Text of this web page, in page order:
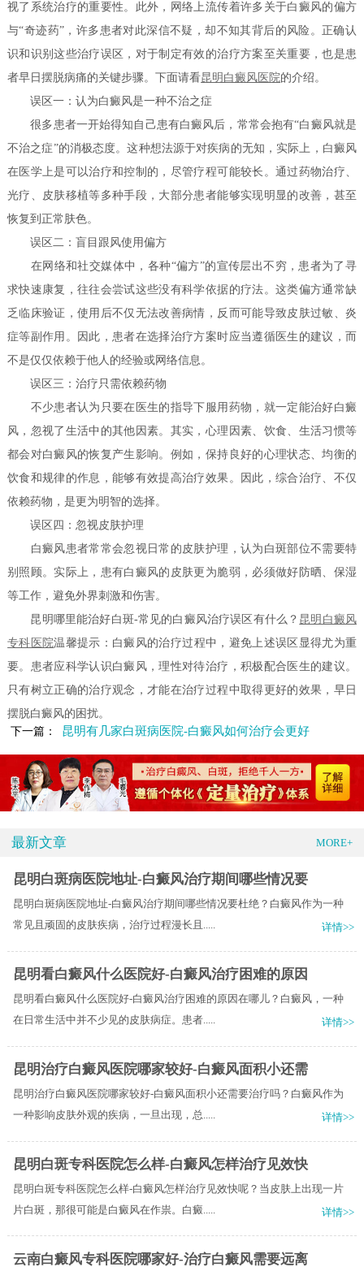
视了系统治疗的重要性。此外，网络上流传着许多关于白癜风的偏方
与“奇迹药”，许多患者对此深信不疑，却不知其背后的风险。正确认
识和识别这些治疗误区，对于制定有效的治疗方案至关重要，也是患
者早日摆脱病痛的关键步骤。下面请看昆明白癜风医院的介绍。
误区一：认为白癜风是一种不治之症
很多患者一开始得知自己患有白癜风后，常常会抱有“白癜风就是
不治之症”的消极态度。这种想法源于对疾病的无知，实际上，白癜风
在医学上是可以治疗和控制的，尽管疗程可能较长。通过药物治疗、
光疗、皮肤移植等多种手段，大部分患者能够实现明显的改善，甚至
恢复到正常肤色。
误区二：盲目跟风使用偏方
在网络和社交媒体中，各种“偏方”的宣传层出不穷，患者为了寻
求快速康复，往往会尝试这些没有科学依据的疗法。这类偏方通常缺
乏临床验证，使用后不仅无法改善病情，反而可能导致皮肤过敏、炎
症等副作用。因此，患者在选择治疗方案时应当遵循医生的建议，而
不是仅仅依赖于他人的经验或网络信息。
误区三：治疗只需依赖药物
不少患者认为只要在医生的指导下服用药物，就一定能治好白癜
风，忽视了生活中的其他因素。其实，心理因素、饮食、生活习惯等
都会对白癜风的恢复产生影响。例如，保持良好的心理状态、均衡的
饮食和规律的作息，能够有效提高治疗效果。因此，综合治疗、不仅
依赖药物，是更为明智的选择。
误区四：忽视皮肤护理
白癜风患者常常会忽视日常的皮肤护理，认为白斑部位不需要特
别照顾。实际上，患有白癜风的皮肤更为脆弱，必须做好防晒、保湿
等工作，避免外界刺激和伤害。
昆明哪里能治好白斑-常见的白癜风治疗误区有什么？ 昆明白癜风
专科医院温馨提示：白癜风的治疗过程中，避免上述误区显得尤为重
要。患者应科学认识白癜风，理性对待治疗，积极配合医生的建议。
只有树立正确的治疗观念，才能在治疗过程中取得更好的效果，早日
摆脱白癜风的困扰。
下一篇：
昆明有几家白斑病医院-白癜风如何治疗会更好
最新文章 MORE+
昆明白斑病医院地址-白癜风治疗期间哪些情况要
昆明白斑病医院地址-白癜风治疗期间哪些情况要杜绝？白癜风作为一种
常见且顽固的皮肤疾病，治疗过程漫长且.....
详情>>
昆明看白癜风什么医院好-白癜风治疗困难的原因
昆明看白癜风什么医院好-白癜风治疗困难的原因在哪儿？白癜风，一种
在日常生活中并不少见的皮肤病症。患者.....
详情>>
昆明治疗白癜风医院哪家较好-白癜风面积小还需
昆明治疗白癜风医院哪家较好-白癜风面积小还需要治疗吗？白癜风作为
一种影响皮肤外观的疾病，一旦出现，总.....
详情>>
昆明白斑专科医院怎么样-白癜风怎样治疗见效快
昆明白斑专科医院怎么样-白癜风怎样治疗见效快呢？当皮肤上出现一片
片白斑，那很可能是白癜风在作祟。白癜.....
详情>>
云南白癜风专科医院哪家好-治疗白癜风需要远离